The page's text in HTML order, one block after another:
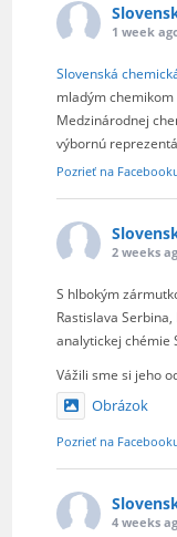
1 week
Slovenská
mladým
Medzinárodnej
výbornú
Pozrieť na
2 weeks
S hlbokým
Rastislava
analytickej chémie
Vážili sme si jeho
Obrázok
Pozrieť na
4 weeks